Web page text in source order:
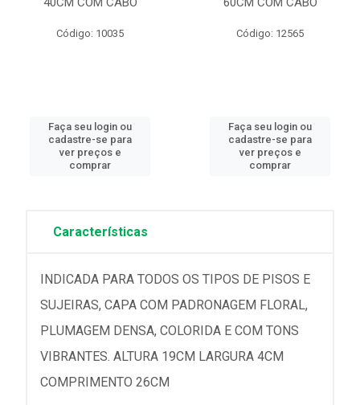
Código: 10035
Faça seu login ou
cadastre-se para
ver preços e
comprar
Código: 12565
Faça seu login ou
cadastre-se para
ver preços e
comprar
Características
INDICADA PARA TODOS OS TIPOS DE PISOS E
SUJEIRAS, CAPA COM PADRONAGEM FLORAL,
PLUMAGEM DENSA, COLORIDA E COM TONS
VIBRANTES. ALTURA 19CM LARGURA 4CM
COMPRIMENTO 26CM